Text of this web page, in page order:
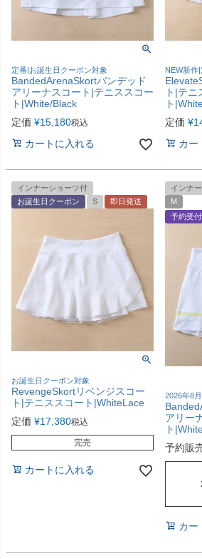
定番|お誕生日クーポン対象
BandedArenaSkortバンデッド
アリーナスコート|テニススコー
ト|White/Black
定価 ¥15,180税込
カートに入れる
NEW新作
ト|テ
ト
定価 ¥
カー
インナーショーツ付
お誕生日クーポン
S 即日発送
お誕生日クーポン対象
RevengeSkortリベンジスコー
ト|テニススコート|WhiteLace
定価 ¥17,380税込
完売
カートに入れる
インナ
M
予約受
2026年8
アリー
ト
予約販
カー